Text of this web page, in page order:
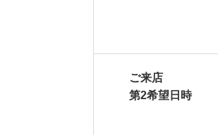
ご来店
第2希望日時